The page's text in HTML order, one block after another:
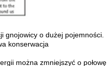
gnojowicy o dużej pojemności.
konserwacja
można zmniejszyć o połowę